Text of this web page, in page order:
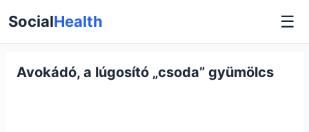
SocialHealth ☰
Avokádó, a lúgosító „csoda” gyümölcs